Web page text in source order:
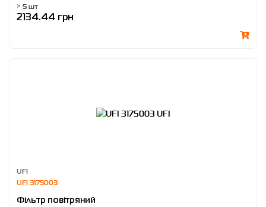
> 5 шт
2134.44 грн
UFI
UFI 3175003
Фільтр повітряний